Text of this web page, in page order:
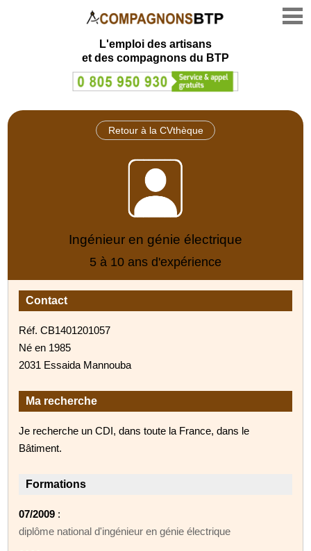
L'emploi des artisans
et des compagnons du BTP
Retour à la CVthèque
Ingénieur en génie électrique
5 à 10 ans d'expérience
Contact
Réf. CB1401201057
Né en 1985
2031 Essaida Mannouba
Ma recherche
Je recherche un CDI, dans toute la France, dans le
Bâtiment.
Formations
07/2009 :
diplôme national d'ingénieur en génie électrique